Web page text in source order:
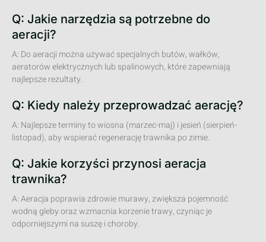
Q: Jakie narzędzia są potrzebne do
aeracji?
A: Do aeracji można używać specjalnych butów, wałków,
aeratorów elektrycznych lub spalinowych, które zapewniają
najlepsze rezultaty.
Q: Kiedy należy przeprowadzać aerację?
A: Najlepsze terminy to wiosna (marzec-maj) i jesień (sierpień-
listopad), aby wspierać regenerację trawnika po zimie.
Q: Jakie korzyści przynosi aeracja
trawnika?
A: Aeracja poprawia zdrowie murawy, zwiększa pojemność
wodną gleby oraz wzmacnia korzenie trawy, czyniąc je
odporniejszymi na suszę i choroby.